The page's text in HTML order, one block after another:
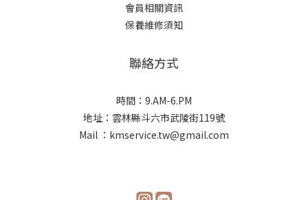
會員相關資訊
保養維修須知
聯絡方式
時間：9.AM-6.PM
地址：雲林縣斗六市武陵街119號
Mail ：kmservice.tw@gmail.com